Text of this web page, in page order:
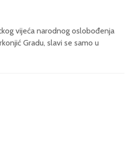
vijeća narodnog oslobođenja
Gradu, slavi se samo u